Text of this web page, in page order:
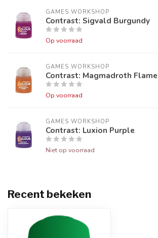
GAMES WORKSHOP
Contrast: Sigvald Burgundy
Op voorraad
GAMES WORKSHOP
Contrast: Magmadroth Flame
Op voorraad
GAMES WORKSHOP
Contrast: Luxion Purple
Niet op voorraad
Recent bekeken